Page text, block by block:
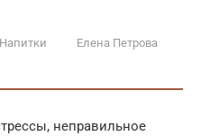
Напитки Елена Петрова
неправильное